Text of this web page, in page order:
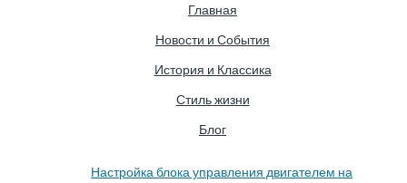
Главная
Новости и События
История и Классика
Стиль жизни
Блог
Настройка блока управления двигателем на